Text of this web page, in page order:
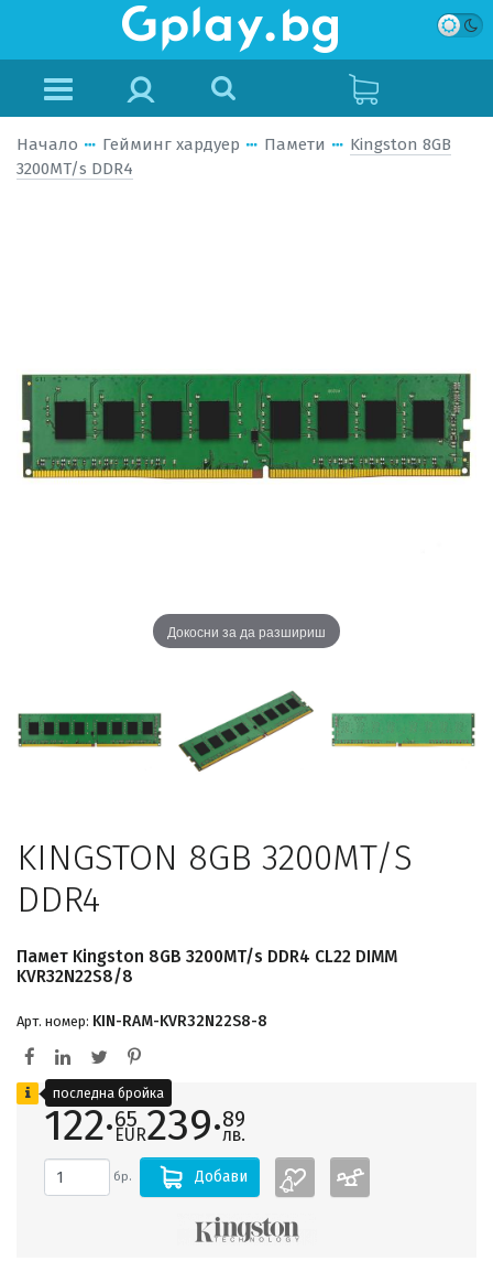
Начало Гейминг хардуер Памети
Kingston 8GB
3200MT/s DDR4
Докосни за да разшириш
KINGSTON 8GB 3200MT/S
DDR4
Памет Kingston 8GB 3200MT/s DDR4 CL22 DIMM
KVR32N22S8/8
Арт. номер: KIN-RAM-KVR32N22S8-8
122·65
EUR239·89
лв.
бр. Добави
последна бройка